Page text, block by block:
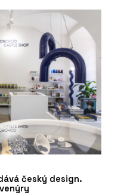
český design.